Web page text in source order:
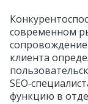
современном
клиента
функцию в